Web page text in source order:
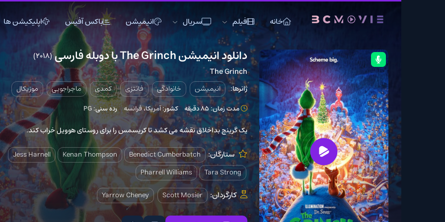
خانه فیلم
اکشن انیمیشن
تاریخی تاک شو
جنگی خانوادگی
دلهره آور
عاشقانه
فانتزی کمدی
ماجراجویی
مستند
موزیک
موزیکال
ورزشی
وسترن
سریال
اکشن
تاریخی
جنگی
دلهره آور
فانتزی
ماجراجویی
موزیک
ورزشی
انیمیشن باکس آفیس اپلیکیشن ها
دانلود انیمیشن The Grinch با دوبله فارسی (2018)
The Grinch
ژانرها: انیمیشن خانوادگی فانتزی کمدی ماجراجویی موزیکال
مدت زمان: 85 دقیقه کشور:آمریکا،فرانسه رده سنی:PG
یک گرینچ بداخلاق نقشه می کشد تا کریسمس را برای روستای هوویل خراب کند.
ستارگان: Benedict Cumberbatch
Kenan Thompson
Jess Harnell
Tara Strong
Pharrell Williams
کارگردان: Scott Mosier
Yarrow Cheney